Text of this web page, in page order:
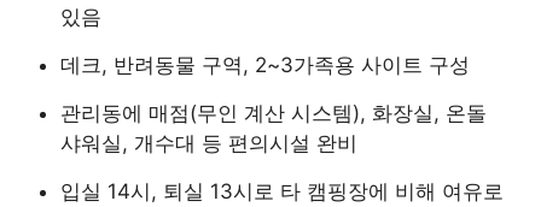
있음
데크, 반려동물 구역, 2~3가족용 사이트 구성
관리동에 매점(무인 계산 시스템), 화장실, 온돌
샤워실, 개수대 등 편의시설 완비
입실 14시, 퇴실 13시로 타 캠핑장에 비해 여유로